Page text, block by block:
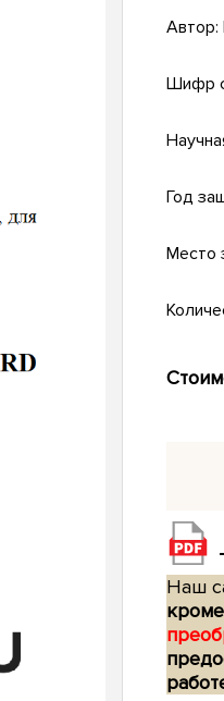
Автор:
Шифр
Год
Место
Наш